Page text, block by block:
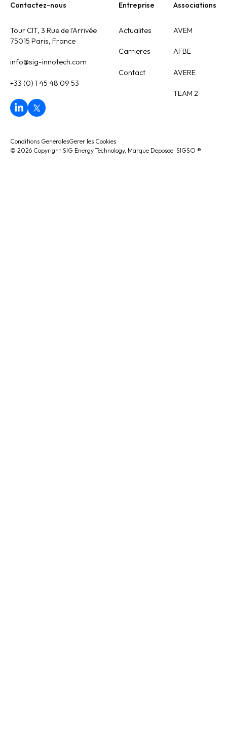
Entreprise
Actualites
Carrieres
Contact
Associations
AVEM
AFBE
AVERE
TEAM 2
Contactez-nous
Tour CIT, 3 Rue de l'Arrivée
75015 Paris, France
info@sig-innotech.com
+33 (0) 1 45 48 09 53
© 2026 Copyright SIG Energy Technology, Marque Deposee: SIGSO ®
Conditions GeneralesGerer les Cookies